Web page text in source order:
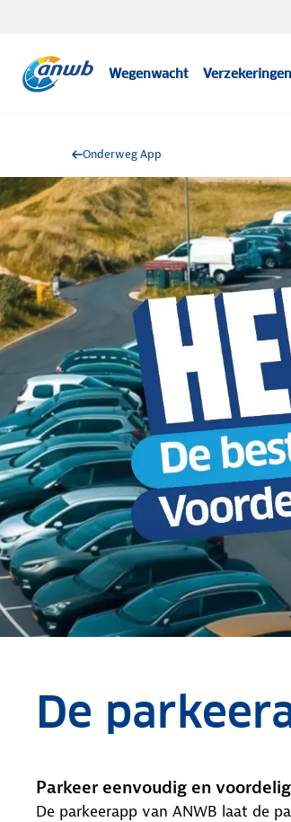
Wegenwacht Verzekeringen
Onderweg App
De
Parkeer eenvoudig en
De parkeerapp van ANWB laat de